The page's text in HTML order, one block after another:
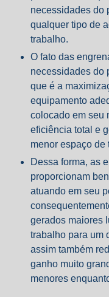
necessidades do
qualquer tipo de
trabalho.
O fato das
necessidades do
que é a
equipamento
colocado em seu
eficiência total e
menor espaço de
Dessa forma, as
proporcionam
atuando em seu
gerados maiores
trabalho para um
assim também
ganho muito
menores